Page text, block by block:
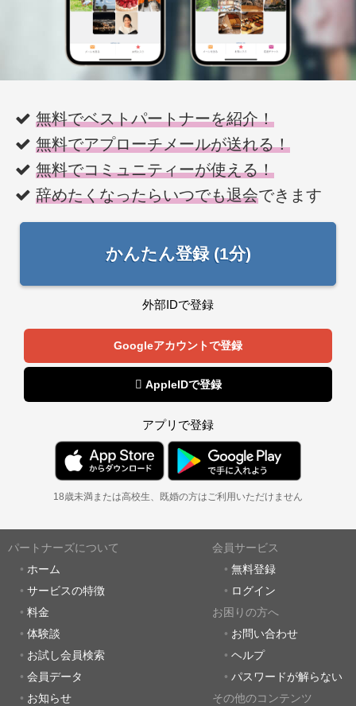
無料でベストパートナーを紹介！
無料でアプローチメールが送れる！
無料でコミュニティーが使える！
辞めたくなったらいつでも退会できます
かんたん登録 (1分)
外部IDで登録
Googleアカウントで登録
 AppleIDで登録
アプリで登録
18歳未満または高校生、既婚の方はご利用いただけません
パートナーズについて
ホーム
サービスの特徴
料金
体験談
お試し会員検索
会員データ
お知らせ
会員サービス
無料登録
ログイン
お困りの方へ
お問い合わせ
ヘルプ
パスワードが解らない
その他のコンテンツ